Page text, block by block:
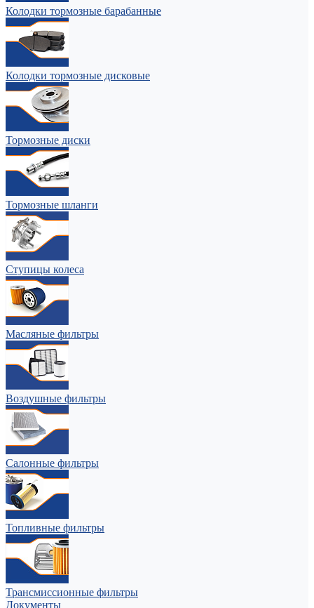
Колодки тормозные барабанные
Колодки тормозные дисковые
Тормозные диски
Тормозные шланги
Ступицы колеса
Масляные фильтры
Воздушные фильтры
Салонные фильтры
Топливные фильтры
Трансмиссионные фильтры
Документы